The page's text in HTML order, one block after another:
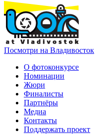
Посмотри на Владивосток
О фотоконкурсе
Номинации
Жюри
Финалисты
Партнёры
Медиа
Контакты
Поддержать проект